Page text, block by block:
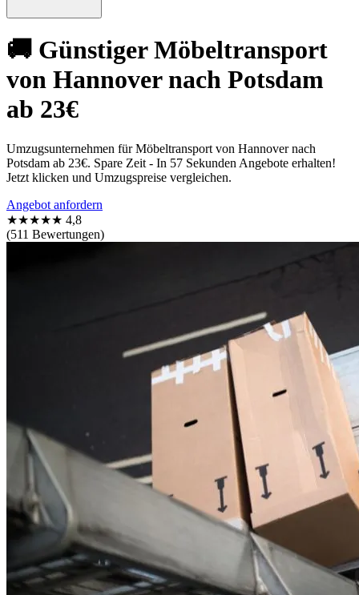
🚚 Günstiger Möbeltransport
von Hannover nach Potsdam
ab 23€
Umzugsunternehmen für Möbeltransport von Hannover nach
Potsdam ab 23€. Spare Zeit - In 57 Sekunden Angebote erhalten!
Jetzt klicken und Umzugspreise vergleichen.
Angebot anfordern
★★★★★ 4,8
(511 Bewertungen)